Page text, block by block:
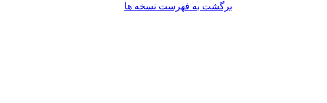
برگشت به فهرست نسخه ها